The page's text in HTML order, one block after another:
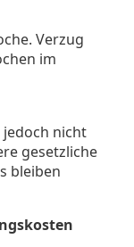
Verzug
im
jedoch nicht
gesetzliche
bleiben